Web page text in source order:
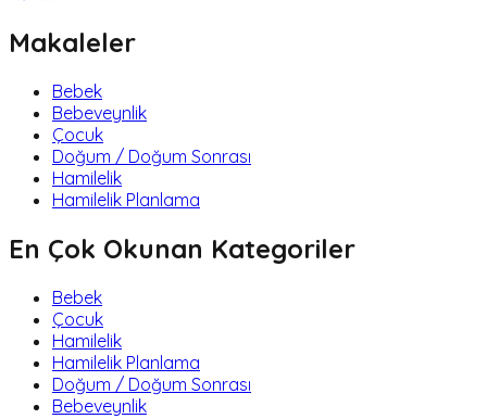
Makaleler
Bebek
Bebeveynlik
Çocuk
Doğum / Doğum Sonrası
Hamilelik
Hamilelik Planlama
En Çok Okunan Kategoriler
Bebek
Çocuk
Hamilelik
Hamilelik Planlama
Doğum / Doğum Sonrası
Bebeveynlik